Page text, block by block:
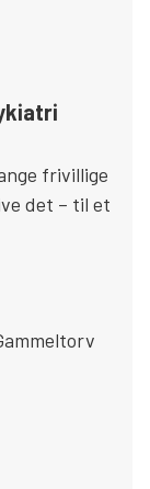
frivillige
det – til et